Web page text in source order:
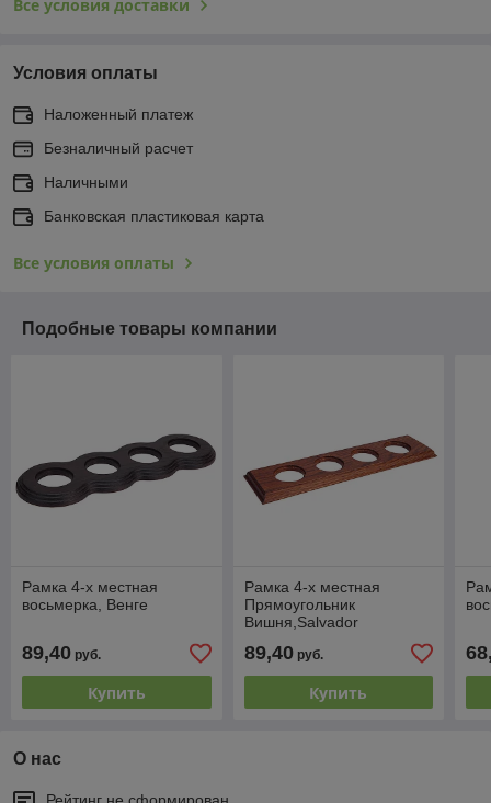
Все условия доставки
Условия оплаты
Наложенный платеж
Безналичный расчет
Наличными
Банковская пластиковая карта
Все условия оплаты
Подобные товары компании
Рамка 4-х местная
восьмерка, Венге
89,40 руб.
Купить
Рамка 4-х местная
Прямоугольник
Вишня,Salvador
89,40руб.
Купить
О нас